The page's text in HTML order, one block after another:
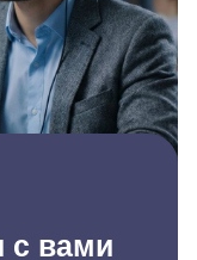
с вами